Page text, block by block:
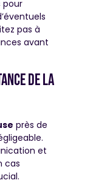
pour
pas à
avant
de la
près de
et
cas